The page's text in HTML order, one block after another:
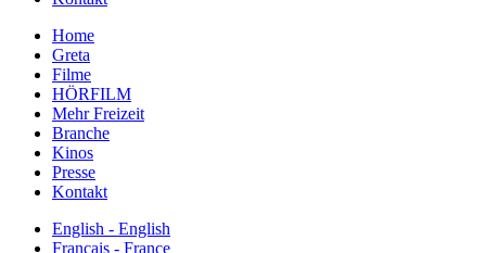
Home
Greta
Filme
HÖRFILM
Mehr Freizeit
Branche
Kinos
Presse
Kontakt
English - English
Français - France